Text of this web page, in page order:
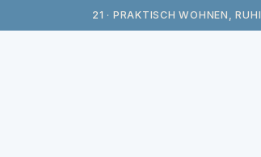
21 · PRAKTISCH WOHNEN,